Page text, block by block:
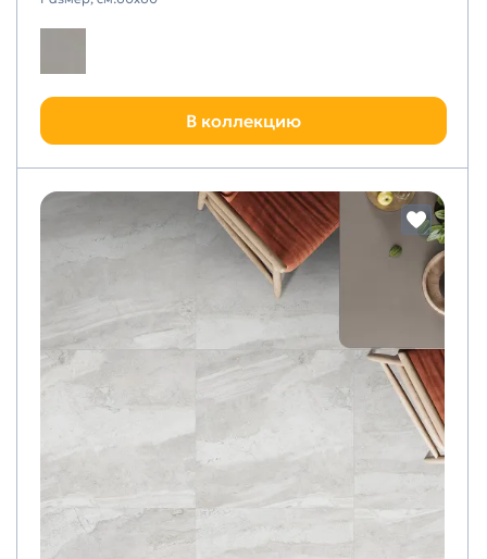
В коллекцию